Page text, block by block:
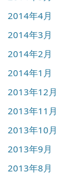
2014年4月
2014年3月
2014年2月
2014年1月
2013年12月
2013年11月
2013年10月
2013年9月
2013年8月